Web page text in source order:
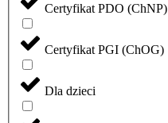
Certyfikat PDO (ChNP)
Certyfikat PGI (ChOG)
Dla dzieci